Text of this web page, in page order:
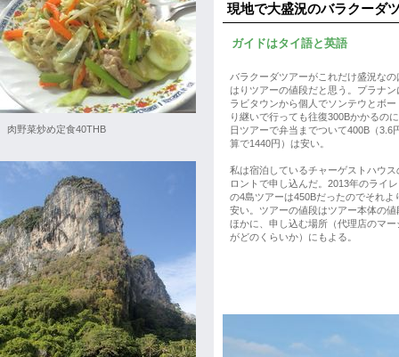
現地で大盛況のバラクーダ
ガイドはタイ語と英語
バラクーダツアーがこれだけ盛況なの
はりツアーの値段だと思う。プラナン
ラビタウンから個人でソンテウとボー
り継いで行っても往復300Bかかるの
日ツアーで弁当までついて400B（3.6
算で1440円）は安い。
私は宿泊しているチャーゲストハウス
ロントで申し込んだ。2013年のライ
の4島ツアーは450Bだったのでそれよ
安い。ツアーの値段はツアー本体の値
ほかに、申し込む場所（代理店のマー
がどのくらいか）にもよる。
肉野菜炒め定食40THB